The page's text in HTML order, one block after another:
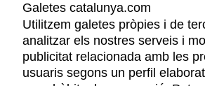
AVÍS LEGAL
POLÍTICA DE PRIVACITAT
Galetes catalunya.com
Utilitzem galetes pròpies i de
analitzar els nostres serveis i
publicitat relacionada amb les
usuaris segons un perfil